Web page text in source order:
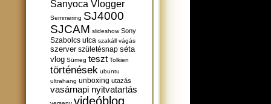
Sanyoca Vlogger
Semmering SJ4000
SJCAM slideshow Sony
Szabolcs utca szakáll vágás
szerver születésnap séta
vlog Sümeg teszt Tolkien
történések ubuntu
ultrahang unboxing utazás
vasárnapi nyitvatartás
videóblog